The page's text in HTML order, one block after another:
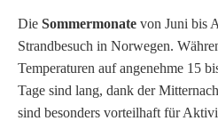
Die Sommermonate von Juni bis
Strandbesuch in Norwegen.
Temperaturen auf angenehme 15
Tage sind lang, dank der
sind besonders vorteilhaft für